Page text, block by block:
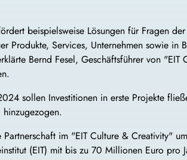
beispielsweise Lösungen für Fragen
Produkte, Services, Unternehmen sowie
Bernd Fesel, Geschäftsführer von
sollen Investitionen in erste Projekte
hinzugezogen.
Partnerschaft im "EIT Culture & Creativity"
(EIT) mit bis zu 70 Millionen Euro pro